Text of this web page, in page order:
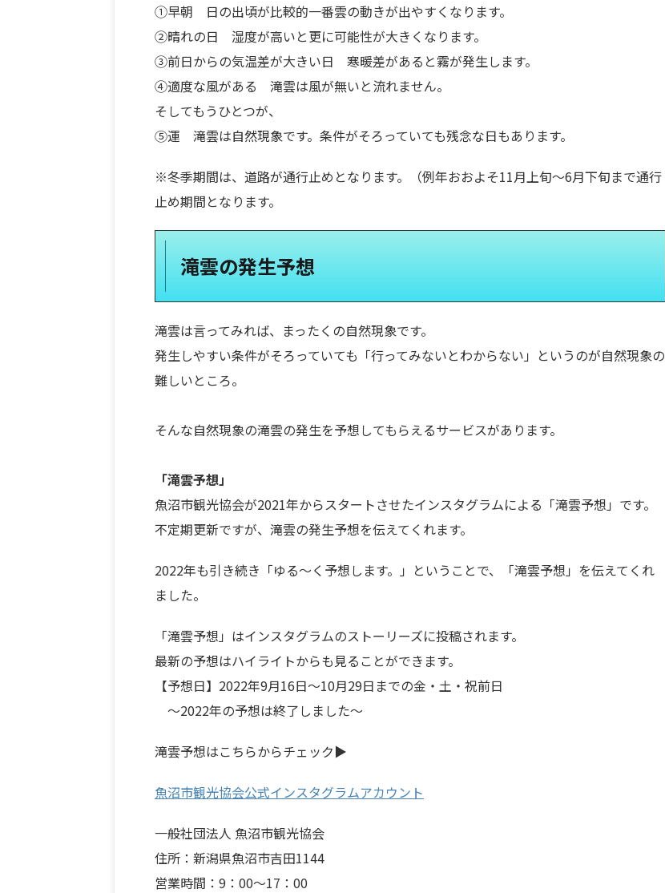
①早朝 日の出頃が比較的一番雲の動きが出やすくなります。
②晴れの日 湿度が高いと更に可能性が大きくなります。
③前日からの気温差が大きい日 寒暖差があると霧が発生します。
④適度な風がある 滝雲は風が無いと流れません。
そしてもうひとつが、
⑤運 滝雲は自然現象です。条件がそろっていても残念な日もあります。
※冬季期間は、道路が通行止めとなります。（例年おおよそ11月上旬～6月下旬まで通行
止め期間となります。
滝雲の発生予想
滝雲は言ってみれば、まったくの自然現象です。
発生しやすい条件がそろっていても「行ってみないとわからない」というのが自然現象の
難しいところ。
そんな自然現象の滝雲の発生を予想してもらえるサービスがあります。
「滝雲予想」
魚沼市観光協会が2021年からスタートさせたインスタグラムによる「滝雲予想」です。
不定期更新ですが、滝雲の発生予想を伝えてくれます。
2022年も引き続き「ゆる～く予想します。」ということで、「滝雲予想」を伝えてくれ
ました。
「滝雲予想」はインスタグラムのストーリーズに投稿されます。
最新の予想はハイライトからも見ることができます。
【予想日】2022年9月16日～10月29日までの金・土・祝前日
～2022年の予想は終了しました～
滝雲予想はこちらからチェック▶
魚沼市観光協会公式インスタグラムアカウント
一般社団法人 魚沼市観光協会
住所：新潟県魚沼市吉田1144
営業時間：9：00～17：00